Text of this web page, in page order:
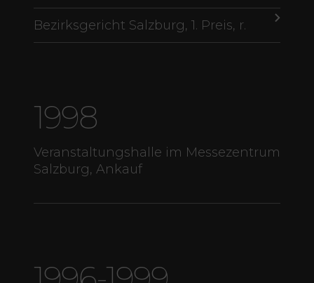
Bezirksgericht Salzburg, 1. Preis, r.
1998
Veranstaltungshalle im Messezentrum
Salzburg, Ankauf